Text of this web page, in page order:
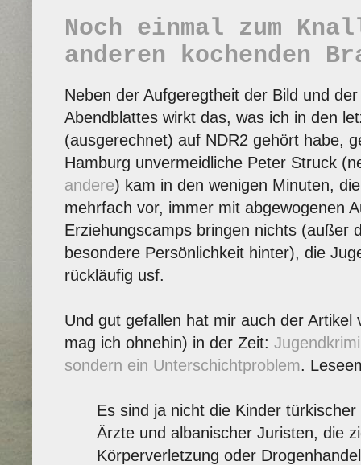
Noch einmal zum
anderen kochenden
Neben der Aufgeregtheit der Bild und
Abendblattes wirkt das, was ich in den
(ausgerechnet) auf NDR2 gehört habe,
Hamburg unvermeidliche Peter Struck
andere) kam in den wenigen Minuten,
mehrfach vor, immer mit abgewogenen
Erziehungscamps bringen nichts (außer
besondere Persönlichkeit hinter), die
rückläufig usf.
Und gut gefallen hat mir auch der Artikel
mag ich ohnehin) in der Zeit:
sondern ein Unterschichtproblem.
Es sind ja nicht die Kinder
Ärzte und albanischer Juristen, die
Körperverletzung oder